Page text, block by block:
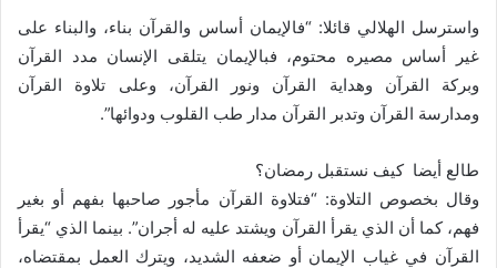
واسترسل الهلالي قائلا: “فالإيمان أساس والقرآن بناء، والبناء على
غير أساس مصيره محتوم، فبالإيمان يتلقى الإنسان مدد القرآن
وبركة القرآن وهداية القرآن ونور القرآن، وعلى تلاوة القرآن
ومدارسة القرآن وتدبر القرآن مدار طب القلوب ودوائها”.
طالع أيضا كيف نستقبل رمضان؟
وقال بخصوص التلاوة: “فتلاوة القرآن مأجور صاحبها بفهم أو بغير
فهم، كما أن الذي يقرأ القرآن ويشتد عليه له أجران”. بينما الذي “يقرأ
القرآن في غياب الإيمان أو ضعفه الشديد، ويترك العمل بمقتضاه،